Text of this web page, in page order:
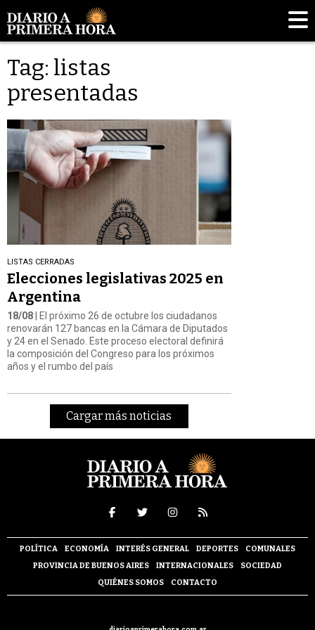
Tag: listas
presentadas
LISTAS CERRADAS
Elecciones legislativas 2025 en
Argentina
18/08 | El próximo 26 de octubre los ciudadanos
renovarán 127 bancas en la Cámara de Diputados
y 24 en el Senado. Este proceso electoral definirá
la composición del Congreso para los próximos
años y el rumbo del país
Cargar más noticias
POLÍTICA ECONOMÍA INTERÉS GENERAL DEPORTES
COMUNALES
PROVINCIA DE BUENOS AIRES
INTERNACIONALES
SOCIEDAD
QUIÉNES SOMOS
CONTACTO